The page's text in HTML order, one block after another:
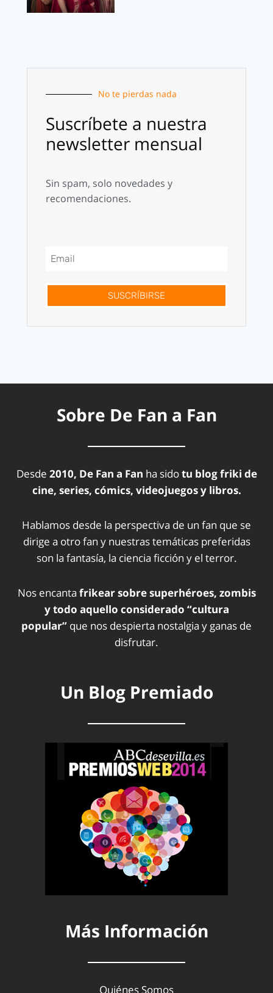
No te pierdas nada
Suscríbete a nuestra
newsletter mensual
Sin spam, solo novedades y
recomendaciones.
SUSCRÍBIRSE
Sobre De Fan a Fan
Desde 2010, De Fan a Fan ha sidotu blog friki de
cine, series, cómics, videojuegos y libros.
Hablamos desde la perspectiva de un fan que se
dirige a otro fan y nuestras temáticas preferidas
son la fantasía, la ciencia ficción y el terror.
Nos encanta frikear sobre superhéroes, zombis
y todo aquello considerado “cultura
popular” que nos despierta nostalgia y ganas de
disfrutar.
Un Blog Premiado
Más Información
Quiénes Somos